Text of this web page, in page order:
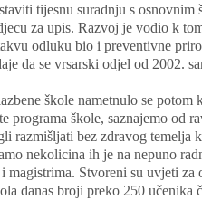
tijesnu suradnju s osnovnim
za upis. Razvoj je vodio k
odluku bio i preventivne
da se vrsarski odjel od 2002.
škole nametnulo se potom
programa škole, saznajemo od
razmišljati bez zdravog
nekolicina ih je na nepuno
magistrima. Stvoreni su uvjeti
danas broji preko 250